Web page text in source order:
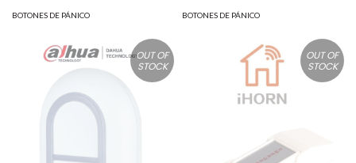
gama de entornos
alimentación.
BOTONES DE PÁNICO
Alarma de Batería Baja /
BOTONES DE PÁNICO
OUT OF
STOCK
OUT OF
STOCK